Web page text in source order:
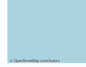
©OpenStreetMapcontributors